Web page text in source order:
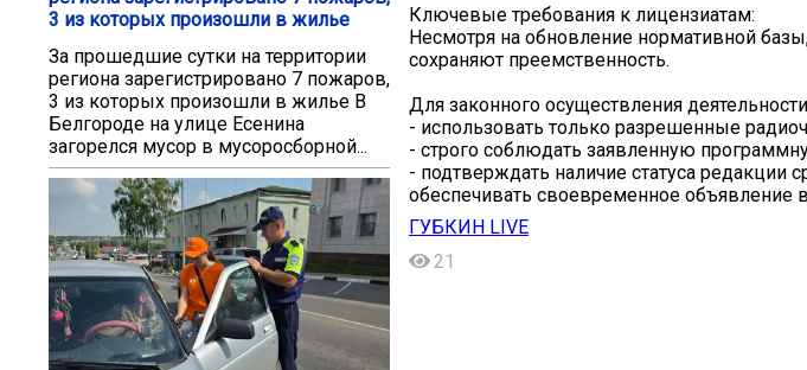
3 из которых произошли в жилье
За прошедшие сутки на территории
региона зарегистрировано 7 пожаров,
3 из которых произошли в жилье В
Белгороде на улице Есенина
загорелся мусор в мусоросборной...
Ключевые требования к лицензиатам:
Несмотря на обновление нормативной
сохраняют преемственность.
Для законного осуществления
- использовать только разрешенные
- строго соблюдать заявленную
- подтверждать наличие статуса редакции
обеспечивать своевременное объявление
ГУБКИН LIVE
21